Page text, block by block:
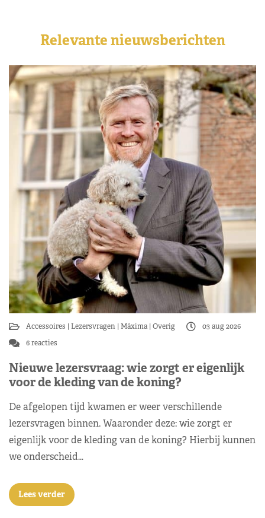
Relevante nieuwsberichten
Accessoires Lezersvragen Máxima Overig
03 aug 2026
6 reacties
Nieuwe lezersvraag: wie zorgt er eigenlijk
voor de kleding van de koning?
De afgelopen tijd kwamen er weer verschillende
lezersvragen binnen. Waaronder deze: wie zorgt er
eigenlijk voor de kleding van de koning? Hierbij kunnen
we onderscheid…
Lees verder